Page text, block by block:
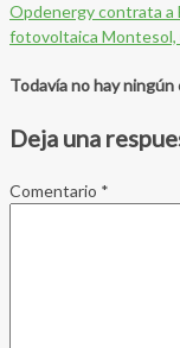
Opdenergy contrata a
fotovoltaica Montesol,
Todavía no hay
Deja una
Comentario *